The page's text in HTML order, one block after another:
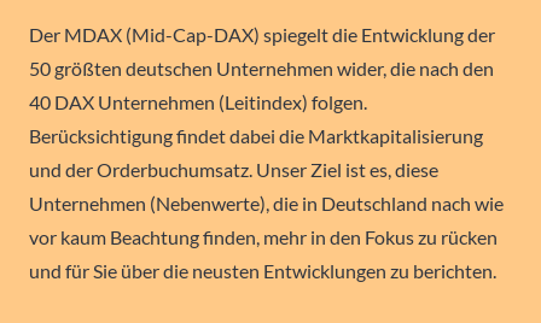
Der MDAX (Mid-Cap-DAX) spiegelt die Entwicklung der
50 größten deutschen Unternehmen wider, die nach den
40 DAX Unternehmen (Leitindex) folgen.
Berücksichtigung findet dabei die Marktkapitalisierung
und der Orderbuchumsatz. Unser Ziel ist es, diese
Unternehmen (Nebenwerte), die in Deutschland nach wie
vor kaum Beachtung finden, mehr in den Fokus zu rücken
und für Sie über die neusten Entwicklungen zu berichten.